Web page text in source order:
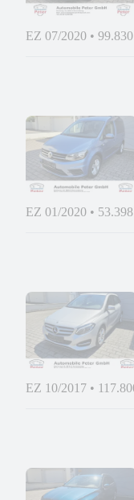
EZ 07/2020 •
EZ 01/2020 •
EZ 10/2017 •